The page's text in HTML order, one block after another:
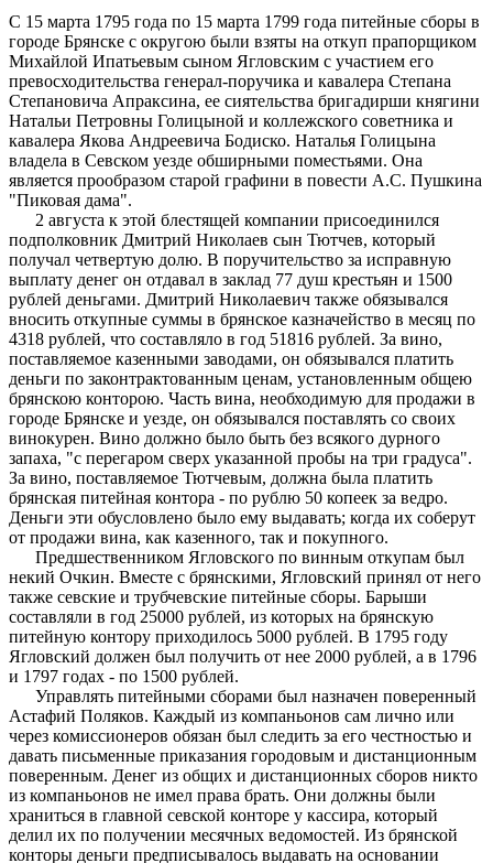
С 15 марта 1795 года по 15 марта 1799 года питейные сборы в
городе Брянске с округою были взяты на откуп прапорщиком
Михайлой Ипатьевым сыном Ягловским с участием его
превосходительства генерал-поручика и кавалера Степана
Степановича Апраксина, ее сиятельства бригадирши княгини
Натальи Петровны Голицыной и коллежского советника и
кавалера Якова Андреевича Бодиско. Наталья Голицына
владела в Севском уезде обширными поместьями. Она
является прообразом старой графини в повести А.С. Пушкина
"Пиковая дама".
2 августа к этой блестящей компании присоединился
подполковник Дмитрий Николаев сын Тютчев, который
получал четвертую долю. В поручительство за исправную
выплату денег он отдавал в заклад 77 душ крестьян и 1500
рублей деньгами. Дмитрий Николаевич также обязывался
вносить откупные суммы в брянское казначейство в месяц по
4318 рублей, что составляло в год 51816 рублей. За вино,
поставляемое казенными заводами, он обязывался платить
деньги по законтрактованным ценам, установленным общею
брянскою конторою. Часть вина, необходимую для продажи в
городе Брянске и уезде, он обязывался поставлять со своих
винокурен. Вино должно было быть без всякого дурного
запаха, "с перегаром сверх указанной пробы на три градуса".
За вино, поставляемое Тютчевым, должна была платить
брянская питейная контора - по рублю 50 копеек за ведро.
Деньги эти обусловлено было ему выдавать; когда их соберут
от продажи вина, как казенного, так и покупного.
Предшественником Ягловского по винным откупам был
некий Очкин. Вместе с брянскими, Ягловский принял от него
также севские и трубчевские питейные сборы. Барыши
составляли в год 25000 рублей, из которых на брянскую
питейную контору приходилось 5000 рублей. В 1795 году
Ягловский должен был получить от нее 2000 рублей, а в 1796
и 1797 годах - по 1500 рублей.
Управлять питейными сборами был назначен поверенный
Астафий Поляков. Каждый из компаньонов сам лично или
через комиссионеров обязан был следить за его честностью и
давать письменные приказания городовым и дистанционным
поверенным. Денег из общих и дистанционных сборов никто
из компаньонов не имел права брать. Они должны были
храниться в главной севской конторе у кассира, который
делил их по получении месячных ведомостей. Из брянской
конторы деньги предписывалось выдавать на основании